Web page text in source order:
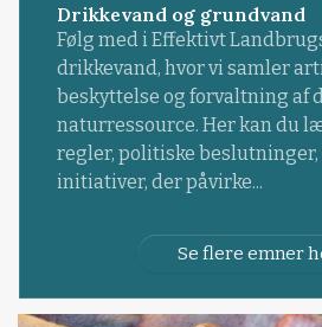
Drikkevand og grundvand
Følg med i Effektivt
drikkevand, hvor vi samler
beskyttelse og forvaltning af
naturressource. Her kan du
regler, politiske beslutninger,
initiativer, der påvirke...
Se flere emner